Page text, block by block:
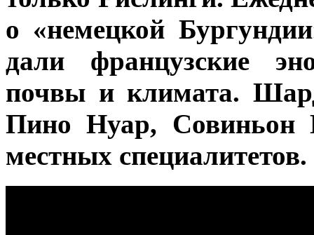
о «немецкой
дали французские
почвы и климата.
Пино Нуар, Совиньон
местных специалитетов.